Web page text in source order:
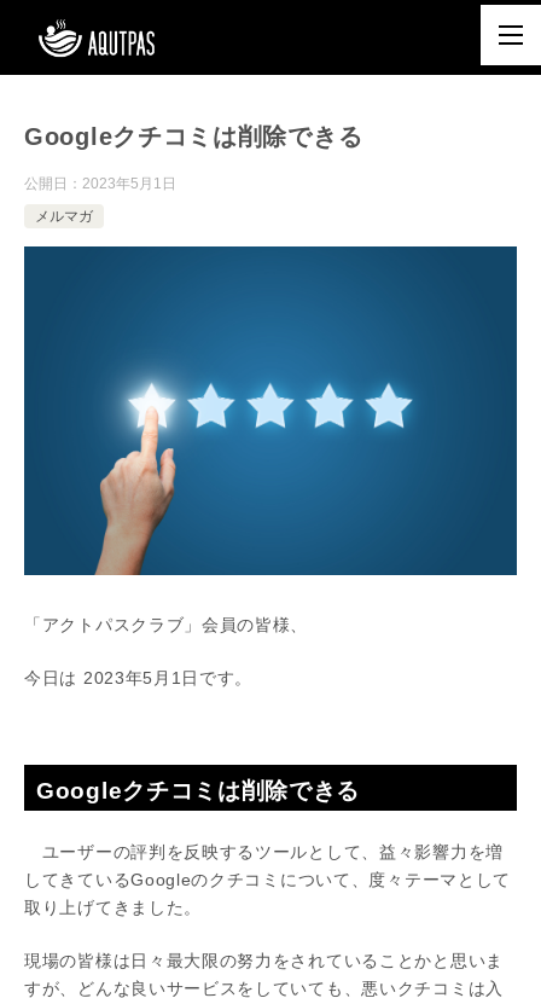
Googleクチコミは削除できる
公開日： 2023年5月1日
メルマガ
「アクトパスクラブ」会員の皆様、
今日は 2023年5月1日です。
Googleクチコミは削除できる
ユーザーの評判を反映するツールとして、益々影響力を増
してきているGoogleのクチコミについて、度々テーマとして
取り上げてきました。
現場の皆様は日々最大限の努力をされていることかと思いま
すが、どんな良いサービスをしていても、悪いクチコミは入